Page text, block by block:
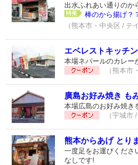
出水ふれあい通りのか
棒のから揚げ？
（熊本市・中央区 / テ
エベレストキッチ
本場ネパールのカレー
（熊本
廣島お好み焼き も
本場広島のお好み焼き
（宇城
熊本からあげ とり
一度足をお運びくださ
なしです!